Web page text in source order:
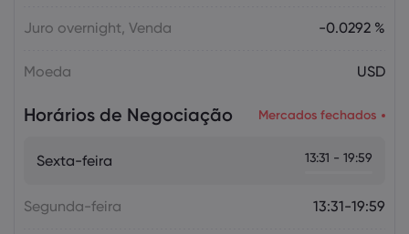
Juro overnight, Venda -0.0292 %
Moeda USD
Horários de Negociação Mercados fechados
Sexta-feira 13:31 - 19:59
Segunda-feira 13:31-19:59